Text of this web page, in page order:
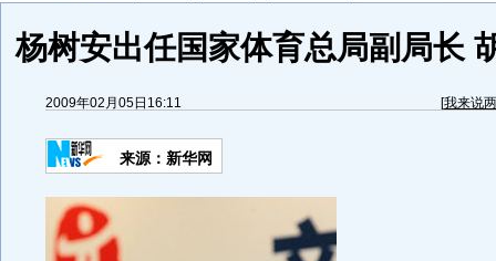
杨树安出任国家体育总局副局长
2009年02月05日16:11 [我来说
来源：新华网